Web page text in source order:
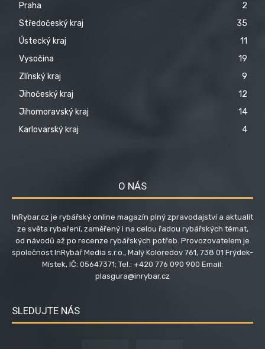
Praha
2
Středočeský kraj
35
Ústecký kraj
11
Vysočina
19
Zlínský kraj
9
Jihočeský kraj
12
Jihomoravský kraj
14
Karlovarský kraj
4
O NÁS
InRybar.cz je rybářský online magazín plný zpravodajství a aktualit
ze světa rybaření, zaměřený i na celou řadou rybářských témat,
od návodů až po recenze rybářských potřeb. Provozovatelem je
společnost InRybář Media s.r.o., Malý Koloredov 761, 738 01 Frýdek-
Místek, IČ: 05647371; Tel.: +420 776 090 900 Email:
plasgura@inrybar.cz
SLEDUJTE NÁS